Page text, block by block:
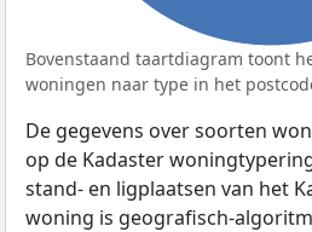
Bovenstaand taartdiagram toont
woningen naar type in het
De gegevens over soorten
op de Kadaster
stand- en ligplaatsen van het
woning is geografisch-